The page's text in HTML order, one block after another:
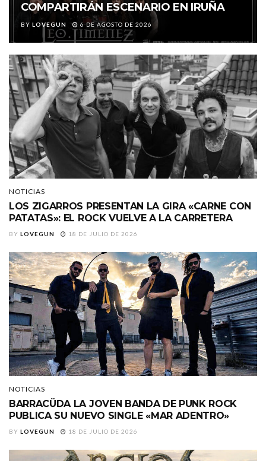
COMPARTIRÁN ESCENARIO EN IRUÑA
BY LOVEGUN 6 DE AGOSTO DE 2026
NOTICIAS
LOS ZIGARROS PRESENTAN LA GIRA «CARNE CON
PATATAS»: EL ROCK VUELVE A LA CARRETERA
BY LOVEGUN 18 DE JULIO DE 2026
NOTICIAS
BARRACÜDA LA JOVEN BANDA DE PUNK ROCK
PUBLICA SU NUEVO SINGLE «MAR ADENTRO»
BY LOVEGUN 18 DE JULIO DE 2026